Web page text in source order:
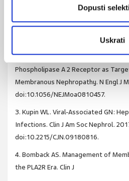
Dopusti
Uskrati
1. Couser WG. Primary Membranous
Nephrol. 2017;12(6):983-997.
2. Beck LH, Bonegio RGB, Lambeau
Phospholipase A 2 Receptor as
Membranous Nephropathy. N Engl J
doi:10.1056/NEJMoa0810457.
3. Kupin WL. Viral-Associated GN:
Infections. Clin J Am Soc Nephrol.
doi:10.2215/CJN.09180816.
4. Bomback AS. Management of
the PLA2R Era. Clin J